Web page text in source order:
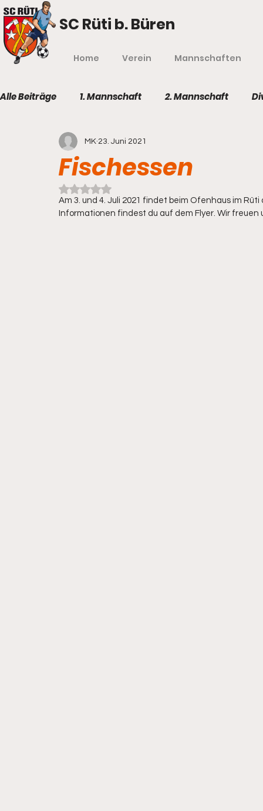
SC Rüti b. Büren
Home Verein Mannschaften
Alle Beiträge 1. Mannschaft 2. Mannschaft
Fischessen
MK 23. Juni 2021
Mit NaN von 5 Sternen bewertet.
Am 3. und 4. Juli 2021 findet beim Ofenhaus im
Informationen findest du auf dem Flyer. Wir freuen